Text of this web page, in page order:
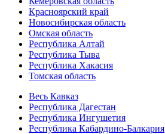
Красноярский край
Новосибирская область
Омская область
Республика Алтай
Республика Тыва
Республика Хакасия
Томская область
Весь Кавказ
Республика Дагестан
Республика Ингушетия
Республика Кабардино-Балкария